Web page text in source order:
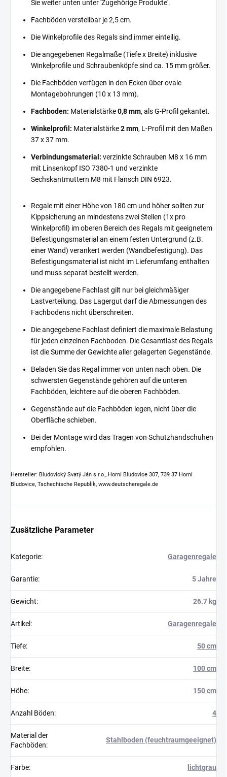
Sie weiter unten unter 'Zugehörige Produkte'.
Fachböden verstellbar je 2,5 cm.
Die Winkelprofile des Regals sind immer einteilig.
Die angegebenen Regalmaße (Tiefe x Breite) inklusive
Winkelprofile und Schraubenköpfe sind ca. 15 mm größer.
Die Fachböden verfügen in den Ecken über ovale
Montagebohrungen (10 x 13 mm).
Fachboden: Materialstärke0,8 mm, als G-Profil gekantet.
Winkelprofil: Materialstärke2 mm, L-Profil mit den Maßen
37 x 37 mm.
Verbindungsmaterial: verzinkte Schrauben M8 x 16 mm
mit Linsenkopf ISO 7380-1 und verzinkte
Sechskantmuttern M8 mit Flansch DIN 6923.
Regale mit einer Höhe von 180 cm und höher sollten zur
Kippsicherung an mindestens zwei Stellen (1x pro
Winkelprofil) im oberen Bereich des Regals mit geeignetem
Befestigungsmaterial an einem festen Untergrund (z.B.
einer Wand) verankert werden (Wandbefestigung). Das
Befestigungsmaterial ist nicht im Lieferumfang enthalten
und muss separat bestellt werden.
Die angegebene Fachlast gilt nur bei gleichmäßiger
Lastverteilung. Das Lagergut darf die Abmessungen des
Fachbodens nicht überschreiten.
Die angegebene Fachlast definiert die maximale Belastung
für jeden einzelnen Fachboden. Die Gesamtlast des Regals
ist die Summe der Gewichte aller gelagerten Gegenstände.
Beladen Sie das Regal immer von unten nach oben. Die
schwersten Gegenstände gehören auf die unteren
Fachböden, leichtere auf die oberen Fachböden.
Gegenstände auf die Fachböden legen, nicht über die
Oberfläche schieben.
Bei der Montage wird das Tragen von Schutzhandschuhen
empfohlen.
Hersteller: Bludovický Svatý Ján s.r.o., Horní Bludovice 307, 739 37 Horní
Bludovice, Tschechische Republik, www.deutscheregale.de
Zusätzliche Parameter
Kategorie: Garagenregale
Garantie: 5 Jahre
Gewicht: 26.7 kg
Artikel : Garagenregale
Tiefe: 50 cm
Breite: 100 cm
Höhe: 150 cm
Anzahl Böden: 4
Material der
Fachböden:
Stahlboden (feuchtraumgeeignet)
Farbe: lichtgrau